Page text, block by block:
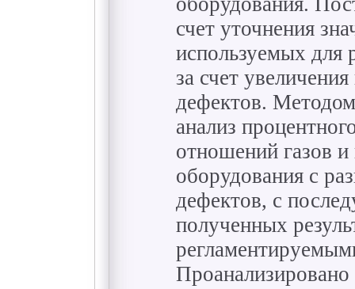
счет уточнения
используемых для
за счет
дефектов.
анализ
отношений газов и
оборудования с
дефектов, с
полученных